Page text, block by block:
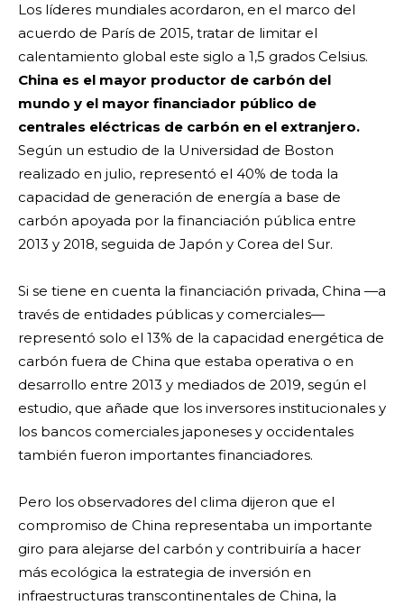
Los líderes mundiales acordaron, en el marco del
acuerdo de París de 2015, tratar de limitar el
calentamiento global este siglo a 1,5 grados Celsius.
China es el mayor productor de carbón del
mundo y el mayor financiador público de
centrales eléctricas de carbón en el extranjero.
Según un estudio de la Universidad de Boston
realizado en julio, representó el 40% de toda la
capacidad de generación de energía a base de
carbón apoyada por la financiación pública entre
2013 y 2018, seguida de Japón y Corea del Sur.
Si se tiene en cuenta la financiación privada, China —a
través de entidades públicas y comerciales—
representó solo el 13% de la capacidad energética de
carbón fuera de China que estaba operativa o en
desarrollo entre 2013 y mediados de 2019, según el
estudio, que añade que los inversores institucionales y
los bancos comerciales japoneses y occidentales
también fueron importantes financiadores.
Pero los observadores del clima dijeron que el
compromiso de China representaba un importante
giro para alejarse del carbón y contribuiría a hacer
más ecológica la estrategia de inversión en
infraestructuras transcontinentales de China, la